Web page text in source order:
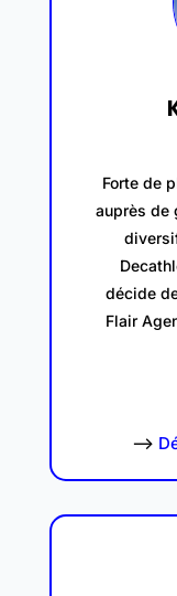
Forte de
auprès de
décide
Flair
–>